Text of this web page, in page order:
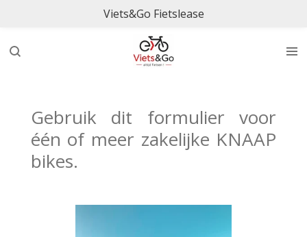
naar
Viets&Go Fietslease
Gebruik dit formulier voor
één of meer zakelijke KNAAP
bikes.